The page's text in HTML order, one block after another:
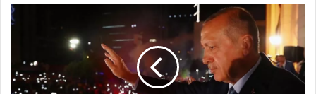
عاجل
الانتخابات
المحلية
التركية
تصريحات
أردوغان